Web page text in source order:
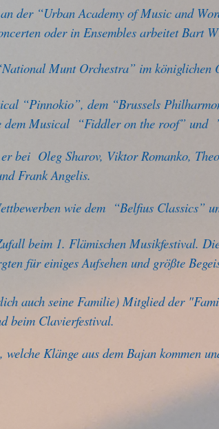
der “Urban Academy of Music and
oder in Ensembles arbeitet Bart
Munt Orchestra” im königlichen
“Pinnokio”, dem “Brussels
Musical “Fiddler on the roof” und
bei Oleg Sharov, Viktor Romanko,
Frank Angelis.
wie dem “Belfius
beim 1. Flämischen Musikfestival.
für einiges Aufsehen und größte
auch seine Familie) Mitglied der
beim Clavierfestival.
Klänge aus dem Bajan kommen